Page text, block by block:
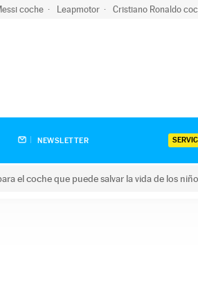
coche Leapmotor Cristiano Ronaldo
NEWSLETTER
el coche que puede salvar la vida de los